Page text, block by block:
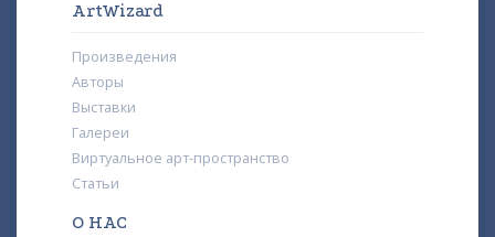
ArtWizard
Произведения
Авторы
Выставки
Галереи
Виртуальное арт-пространство
Статьи
О НАС